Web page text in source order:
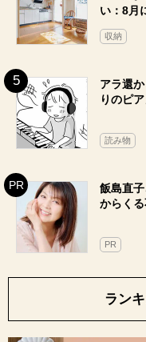
い：8月
収納
アラ還
りのピ
読み物
飯島直
からく
PR
ラン